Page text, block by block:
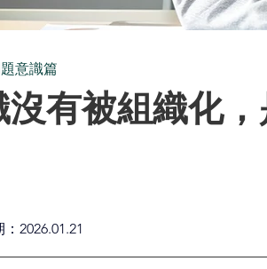
意識篇
有被組織化
2026.01.21